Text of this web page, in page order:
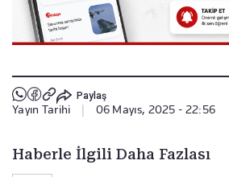
Paylaş
Yayın Tarihi 06 Mayıs, 2025 - 22:56
Haberle İlgili Daha Fazlası